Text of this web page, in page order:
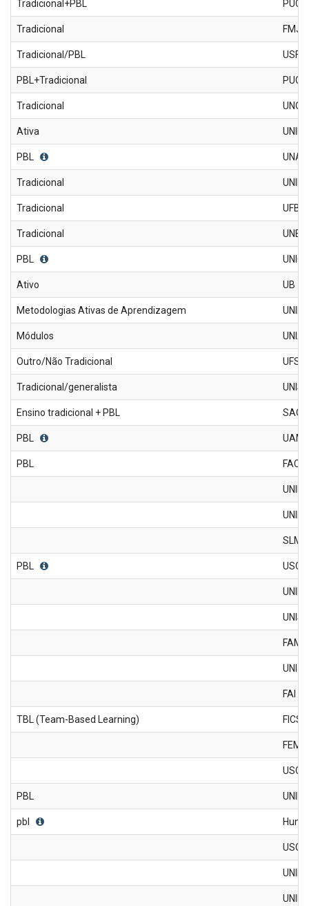
Tradicional+PBL
Tradicional FMJ
Tradicional/PBL USF
PBL+Tradicional PUC-
Tradicional
Ativa
PBL
Tradicional
Tradicional UFBM
Tradicional
PBL
Ativo UB
Metodologias Ativas de Aprendizagem
Módulos
Outro/Não Tradicional
Tradicional/generalista
Ensino tradicional + PBL SAO
PBL UAM
PBL
PBL USCS
FAM
UNI-
FAI
TBL (Team-Based Learning)
FEMA
PBL
pbl